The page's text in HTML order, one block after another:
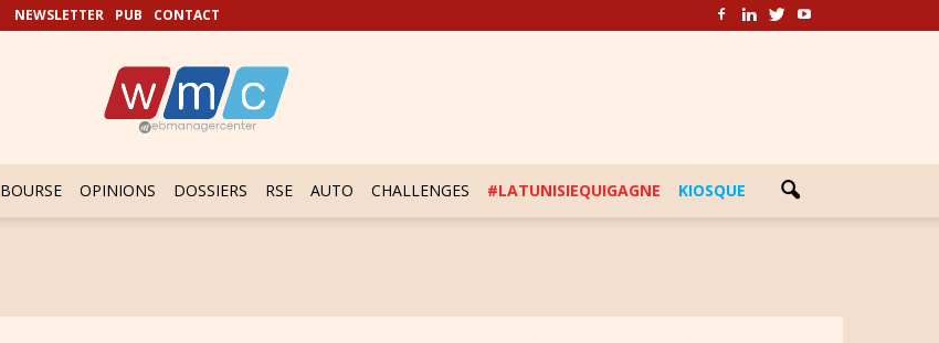
NEWSLETTER PUB CONTACT
BOURSE OPINIONS DOSSIERS RSE AUTO CHALLENGES #LATUNISIEQUIGAGNE KIOSQUE